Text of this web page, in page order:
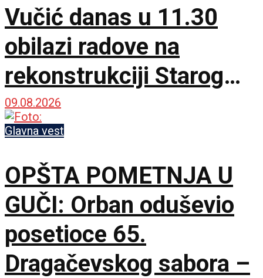
Vučić danas u 11.30
obilazi radove na
rekonstrukciji Starog
železničkog mosta
09.08.2026
Glavna vest
OPŠTA POMETNJA U
GUČI: Orban oduševio
posetioce 65.
Dragačevskog sabora –